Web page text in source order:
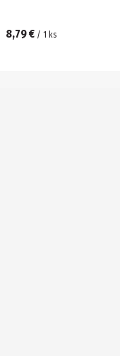
8,79 € / 1 ks